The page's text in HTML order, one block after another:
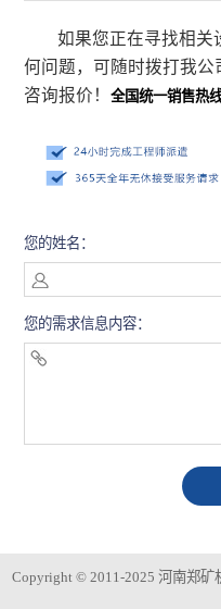
如果您正在寻找相关
何问题，可随时拨打我
咨询报价！ 全国统一销售热
您的姓名：
您的需求信息内容：
Copyright © 2011-2025 河南郑矿